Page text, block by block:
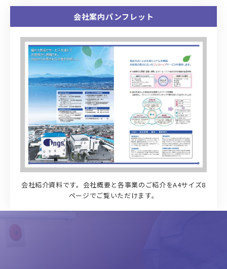
会社案内パンフレット
会社紹介資料です。会社概要と各事業のご紹介をA4サイズ8
ページでご覧いただけます。